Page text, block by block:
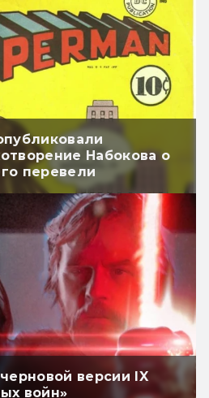
Набокова о
перевели
версии IX
войн»